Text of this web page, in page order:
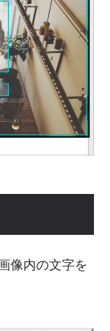
像内の文字を